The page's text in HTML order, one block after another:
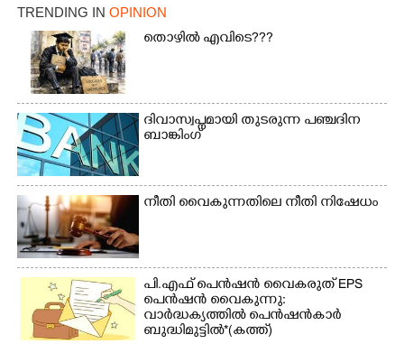
TRENDING IN OPINION
തൊഴിൽ എവിടെ???
ദിവാസ്വപ്നമായി തുടരുന്ന പഞ്ചദിന
ബാങ്കിംഗ്
നീതി വൈകുന്നതിലെ നീതി നിഷേധം
പി.എഫ് പെൻഷൻ വൈകരുത് EPS
പെൻഷൻ വൈകുന്നു:
വാർദ്ധക്യത്തിൽ പെൻഷൻകാർ
ബുദ്ധിമുട്ടിൽ*(കത്ത്)